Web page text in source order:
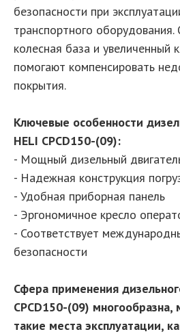
безопасности при
транспортного оборудования.
колесная база и увеличенный
помогают компенсировать
покрытия.
Ключевые особенности
HELI CPCD150-(09):
- Мощный дизельный
- Надежная конструкция
- Удобная приборная панель
- Эргономичное кресло
- Соответствует
безопасности
Сфера применения
CPСD150-(09)
такие места эксплуатации,